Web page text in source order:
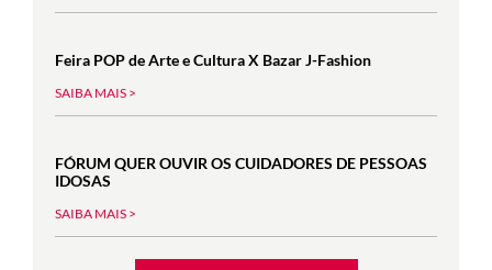
Feira POP de Arte e Cultura X Bazar J-Fashion
SAIBA MAIS >
FÓRUM QUER OUVIR OS CUIDADORES DE PESSOAS
IDOSAS
SAIBA MAIS >